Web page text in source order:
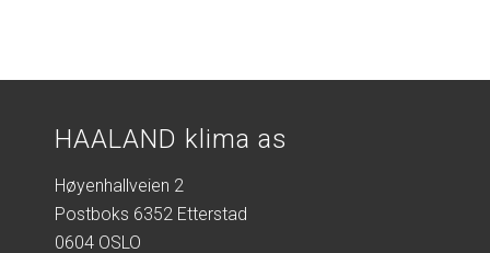
HAALAND klima as
Høyenhallveien 2
Postboks 6352 Etterstad
0604 OSLO